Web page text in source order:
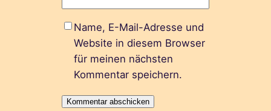
Name, E-Mail-Adresse und
Website in diesem Browser
für meinen nächsten
Kommentar speichern.